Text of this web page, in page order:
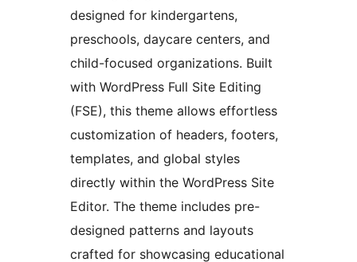
designed for kindergartens,
preschools, daycare centers, and
child-focused organizations. Built
with WordPress Full Site Editing
(FSE), this theme allows effortless
customization of headers, footers,
templates, and global styles
directly within the WordPress Site
Editor. The theme includes pre-
designed patterns and layouts
crafted for showcasing educational